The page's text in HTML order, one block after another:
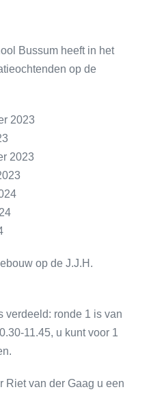
Bussum heeft in het
op de
2023
2023
op de J.J.H.
verdeeld: ronde 1 is van
11.45, u kunt voor 1
Riet van der Gaag u een